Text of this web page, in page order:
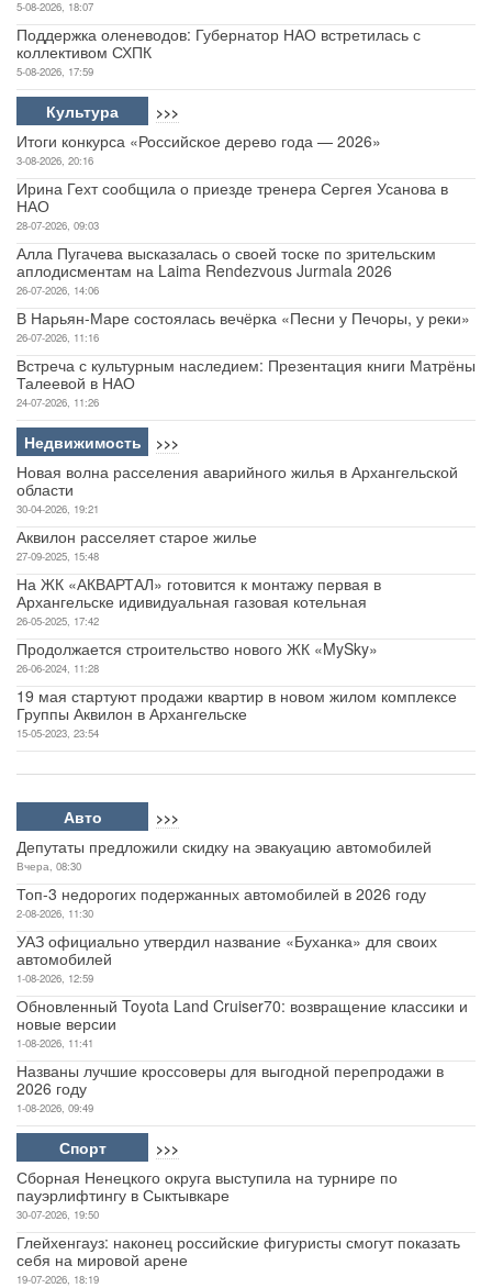
5-08-2026, 18:07
Поддержка оленеводов: Губернатор НАО встретилась с
коллективом СХПК
5-08-2026, 17:59
Культура >>>
Итоги конкурса «Российское дерево года — 2026»
3-08-2026, 20:16
Ирина Гехт сообщила о приезде тренера Сергея Усанова в
НАО
28-07-2026, 09:03
Алла Пугачева высказалась о своей тоске по зрительским
аплодисментам на Laima Rendezvous Jurmala 2026
26-07-2026, 14:06
В Нарьян-Маре состоялась вечёрка «Песни у Печоры, у реки»
26-07-2026, 11:16
Встреча с культурным наследием: Презентация книги Матрёны
Талеевой в НАО
24-07-2026, 11:26
Недвижимость >>>
Новая волна расселения аварийного жилья в Архангельской
области
30-04-2026, 19:21
Аквилон расселяет старое жилье
27-09-2025, 15:48
На ЖК «АКВАРТАЛ» готовится к монтажу первая в
Архангельске идивидуальная газовая котельная
26-05-2025, 17:42
Продолжается строительство нового ЖК «MySky»
26-06-2024, 11:28
19 мая стартуют продажи квартир в новом жилом комплексе
Группы Аквилон в Архангельске
15-05-2023, 23:54
Авто >>>
Депутаты предложили скидку на эвакуацию автомобилей
Вчера, 08:30
Топ-3 недорогих подержанных автомобилей в 2026 году
2-08-2026, 11:30
УАЗ официально утвердил название «Буханка» для своих
автомобилей
1-08-2026, 12:59
Обновленный Toyota Land Cruiser70: возвращение классики и
новые версии
1-08-2026, 11:41
Названы лучшие кроссоверы для выгодной перепродажи в
2026 году
1-08-2026, 09:49
Спорт >>>
Сборная Ненецкого округа выступила на турнире по
пауэрлифтингу в Сыктывкаре
30-07-2026, 19:50
Глейхенгауз: наконец российские фигуристы смогут показать
себя на мировой арене
19-07-2026, 18:19